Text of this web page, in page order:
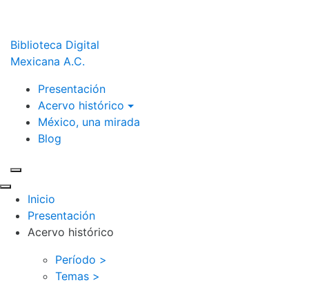
Biblioteca Digital
Mexicana A.C.
Presentación
Acervo histórico
México, una mirada
Blog
Inicio
Presentación
Acervo histórico
Período >
Temas >